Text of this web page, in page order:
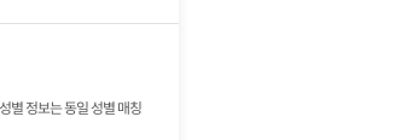
별 정보는 동일 성별 매칭